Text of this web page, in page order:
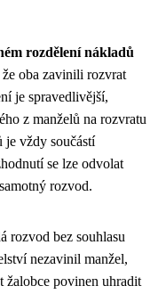
rozdělení nákladů
oba zavinili rozvrat
je spravedlivější,
z manželů na rozvratu
je vždy součástí
se lze odvolat
rozvod.
rozvod bez souhlasu
nezavinil manžel,
žalobce povinen uhradit